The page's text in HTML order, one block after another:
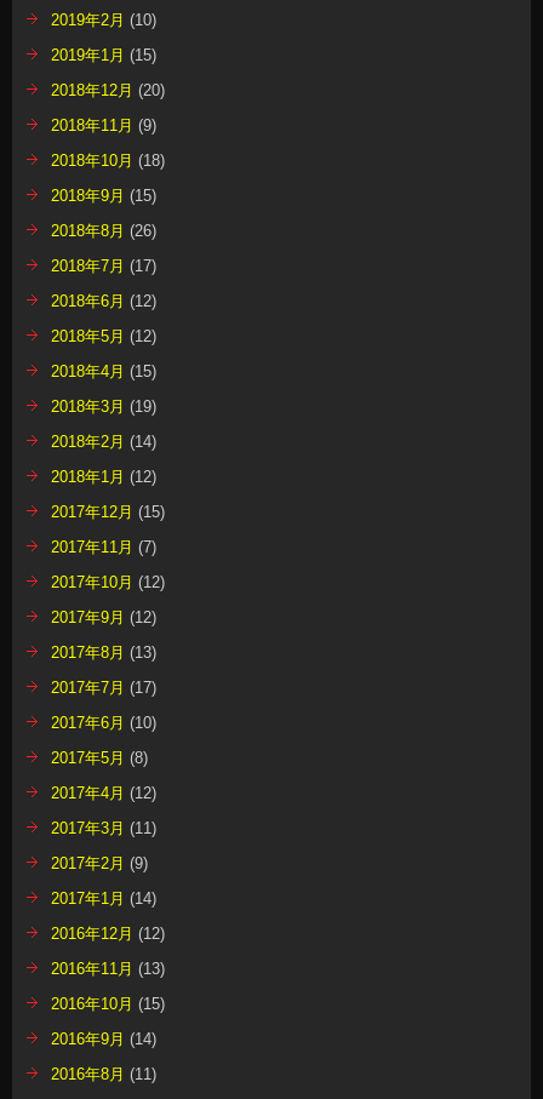
2019年2月 (10)
2019年1月 (15)
2018年12月 (20)
2018年11月 (9)
2018年10月 (18)
2018年9月 (15)
2018年8月 (26)
2018年7月 (17)
2018年6月 (12)
2018年5月 (12)
2018年4月 (15)
2018年3月 (19)
2018年2月 (14)
2018年1月 (12)
2017年12月 (15)
2017年11月 (7)
2017年10月 (12)
2017年9月 (12)
2017年8月 (13)
2017年7月 (17)
2017年6月 (10)
2017年5月 (8)
2017年4月 (12)
2017年3月 (11)
2017年2月 (9)
2017年1月 (14)
2016年12月 (12)
2016年11月 (13)
2016年10月 (15)
2016年9月 (14)
2016年8月 (11)